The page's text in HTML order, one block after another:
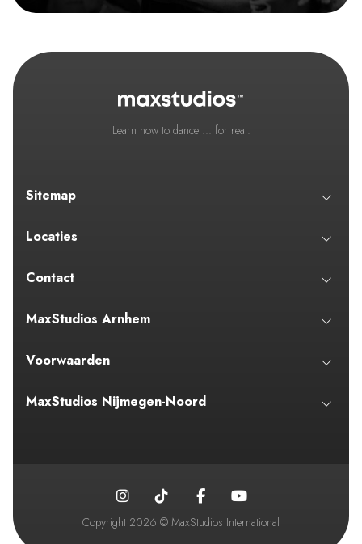
Learn how to dance ... for real.
Sitemap
Locaties
Contact
MaxStudios Arnhem
Voorwaarden
MaxStudios Nijmegen-Noord
Copyright 2026 © MaxStudios International